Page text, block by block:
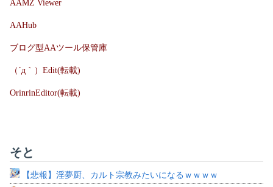
AAMZ Viewer
AAHub
ブログ型AAツール保管庫
（´д｀）Edit(転載)
OrinrinEditor(転載)
そと
【悲報】淫夢厨、カルト宗教みたいになるｗｗｗｗ